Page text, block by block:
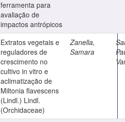
ferramenta para
avaliação de
impactos antrópicos
Extratos vegetais e
reguladores de
crescimento no
cultivo in vitro e
aclimatização de
Miltonia flavescens
(Lindl.) Lindl.
(Orchidaceae)
Zanella,
Samara